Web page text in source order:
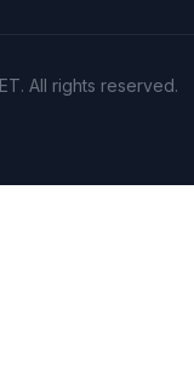
. All rights reserved.